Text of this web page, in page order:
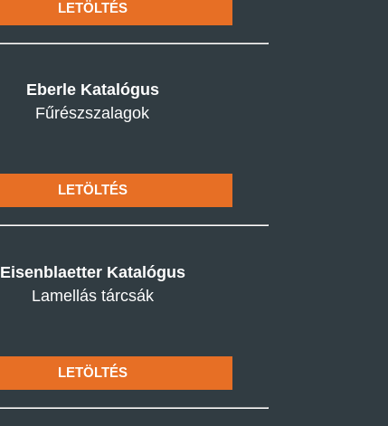
LETÖLTÉS
Eberle Katalógus
Fűrészszalagok
LETÖLTÉS
Eisenblaetter Katalógus
Lamellás tárcsák
LETÖLTÉS